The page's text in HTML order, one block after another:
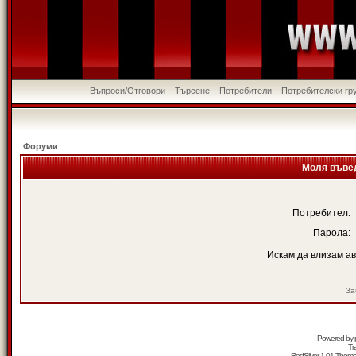
Въпроси/Отговори Търсене Потребители Потребителски
Форуми
Моля
Потребител:
Парола:
Искам да влизам
Powered by